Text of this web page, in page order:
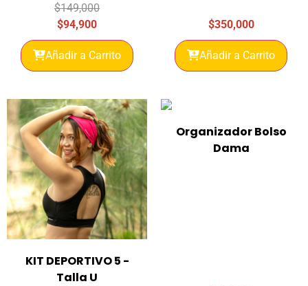
$149,000
$94,900
Añadir a Carrito
$350,000
Añadir a Carrito
KIT DEPORTIVO 5 -
Talla U
Organizador Bolso
Dama